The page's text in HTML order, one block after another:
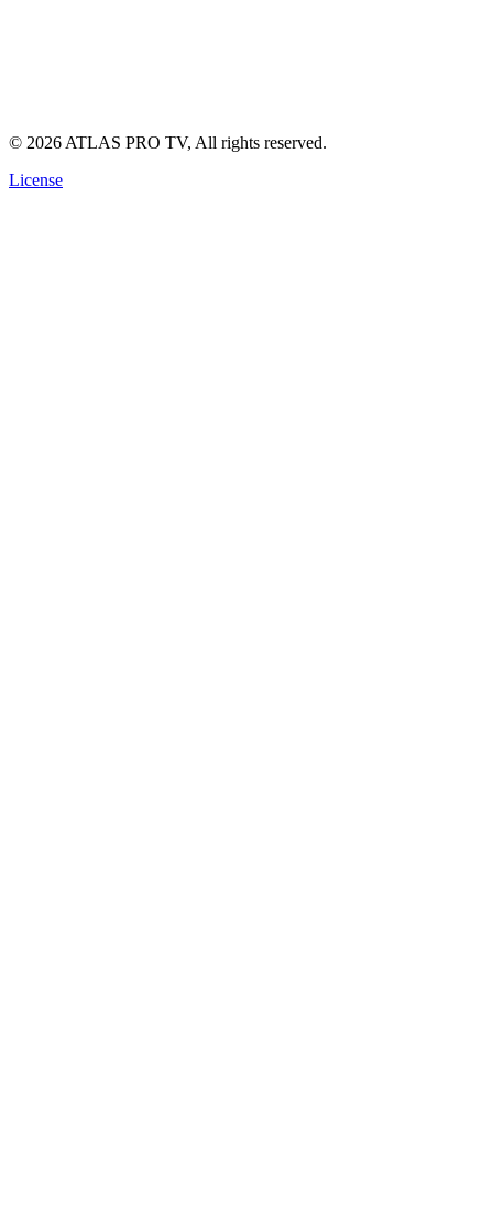
© 2026 ATLAS PRO TV, All rights reserved.
License